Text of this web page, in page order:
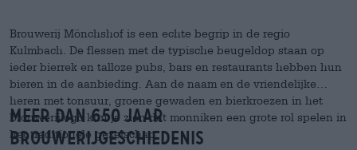
Brouwerij Mönchshof is een echte begrip in de regio
Kulmbach. De flessen met de typische beugeldop staan op
ieder bierrek en talloze pubs, bars en restaurants hebben hun
bieren in de aanbieding. Aan de naam en de vriendelijke
heren met tonsuur, groene gewaden en bierkroezen in het
brouwerijlogo kun je zien dat monniken een grote rol spelen in
het traditionele gezelschap.
Meer dan 650 jaar
brouwerijgeschiedenis